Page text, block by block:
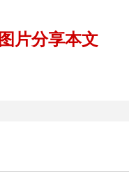
图片分享本文